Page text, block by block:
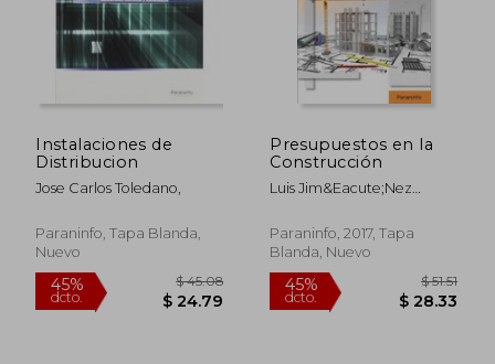
45%
dcto. $ 40.52
45%
dcto.
Instalaciones de
Distribucion
Jose Carlos Toledano,
Paraninfo, Tapa Blanda,
Nuevo
Presupuestos en la
Construcción
Luis Jim&Eacute;Nez
Paraninfo, 2017, Tapa
Blanda, Nuevo